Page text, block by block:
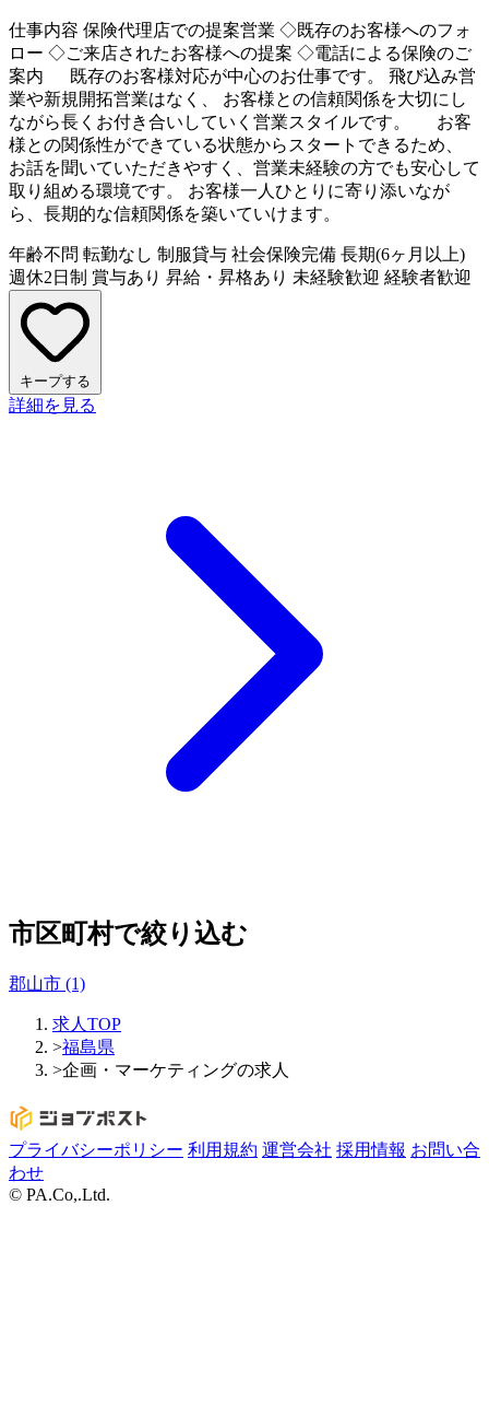
仕事内容 保険代理店での提案営業 ◇既存のお客様へのフォ
ロー ◇ご来店されたお客様への提案 ◇電話による保険のご
案内 既存のお客様対応が中心のお仕事です。 飛び込み営
業や新規開拓営業はなく、 お客様との信頼関係を大切にし
ながら長くお付き合いしていく営業スタイルです。 お客
様との関係性ができている状態からスタートできるため、
お話を聞いていただきやすく、営業未経験の方でも安心して
取り組める環境です。 お客様一人ひとりに寄り添いなが
ら、長期的な信頼関係を築いていけます。
年齢不問 転勤なし 制服貸与 社会保険完備 長期(6ヶ月以上)
週休2日制 賞与あり 昇給・昇格あり 未経験歓迎 経験者歓迎
キープする
詳細を見る
市区町村で絞り込む
郡山市 (1)
求人TOP
>福島県
>企画・マーケティングの求人
プライバシーポリシー 利用規約 運営会社 採用情報 お問い合
わせ
© PA.Co,.Ltd.